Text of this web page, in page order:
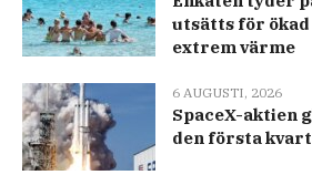
utsätts för
extrem värme
6 AUGUSTI, 2026
SpaceX-aktien
den första